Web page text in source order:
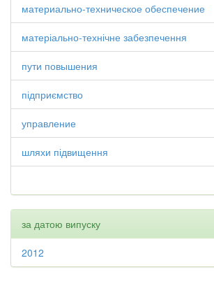
материально-техническое обеспечение
матеріально-технічне забезпечення
пути повышения
підприємство
управление
шляхи підвищення
за датою випуску
2012